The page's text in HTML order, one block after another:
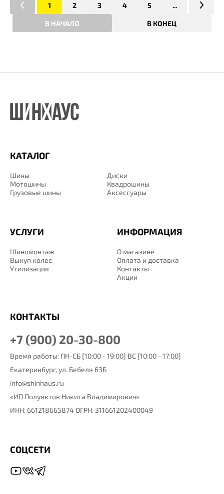
В НАЧАЛО
1 2 3 4 5 ...
В КОНЕЦ
КАТАЛОГ
Шины
Диски
Мотошины
Квадрошины
Грузовые шины
Аксессуары
ИНФОРМАЦИЯ
О магазине
Оплата и доставка
Контакты
Акции
УСЛУГИ
Шиномонтаж
Выкуп колес
Утилизация
КОНТАКТЫ
+7 (900) 20-30-800
Время работы: ПН-СБ [10:00 - 19:00] ВС [10:00 - 17:00]
Екатеринбург, ул. Бебеля 63Б
info@shinhaus.ru
«ИП Полуяктов Никита Владимирович»
ИНН: 661218665874 ОГРН: 311661202400049
СОЦСЕТИ